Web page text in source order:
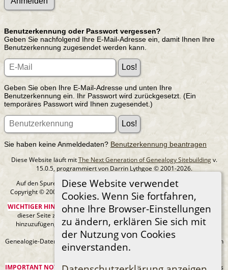
Diese Website verwendet
Cookies. Wenn Sie fortfahren,
ohne Ihre Browser-Einstellungen
zu ändern, erklären Sie sich mit
der Nutzung von Cookies
einverstanden.
Benutzerkennung oder Passwort vergessen?
Geben Sie nachfolgend Ihre E-Mail-Adresse ein, damit Ihnen Ihre
Benutzerkennung zugesendet werden kann.
Geben Sie oben Ihre E-Mail-Adresse und unten Ihre
Benutzerkennung ein. Ihr Passwort wird zurückgesetzt. (Ein
temporäres Passwort wird Ihnen zugesendet.)
Sie haben keine Anmeldedaten? Benutzerkennung beantragen
Diese Website läuft mitThe Next Generation of Genealogy Sitebuildingv.
15.0.5, programmiert von Darrin Lythgoe © 2001-2026.
Auf den Spuren meiner Ahnen - erstellt und betreut vonMIchael Klein
Copyright © 2005-2026 Alle Rechte vorbehalten. |
Datenschutzerklärung
WICHTIGER HINWEIS:Sie sind nicht berechtigt, diese Seite oder Bilder von
dieser Seite zu Ancestry.com oder anderen kommerziellen Websites
hinzuzufügen, ohne mein Urheberrecht und einen URL-Link zu meiner
Website anzugeben.
Genealogie-Daten können sich jederzeit ändern, wenn neue Fakten gefunden
werden.
IMPORTANT NOTICE:You are not authorized to add this page or any images